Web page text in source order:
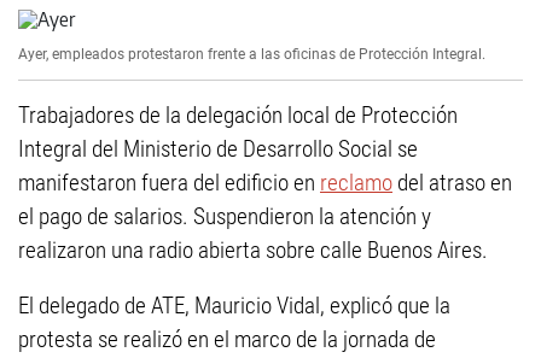
Ayer, empleados protestaron frente a las oficinas de Protección Integral.
Trabajadores de la delegación local de Protección
Integral del Ministerio de Desarrollo Social se
manifestaron fuera del edificio en reclamo del atraso en
el pago de salarios. Suspendieron la atención y
realizaron una radio abierta sobre calle Buenos Aires.
El delegado de ATE, Mauricio Vidal, explicó que la
protesta se realizó en el marco de la jornada de